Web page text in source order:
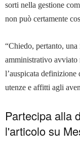
sorti nella gestione
non può certamente
“Chiedo, pertanto,
amministrativo avviato
l’auspicata definizione
utenze e affitti agli
Partecipa alla
l'articolo su